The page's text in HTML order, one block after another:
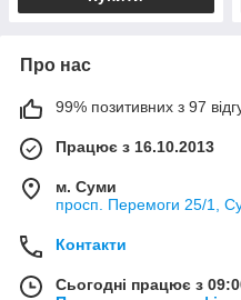
Про нас
99% позитивних з 97
Працює з 16.10.2013
м. Суми
просп. Перемоги 25/1,
Контакти
Сьогодні працює з